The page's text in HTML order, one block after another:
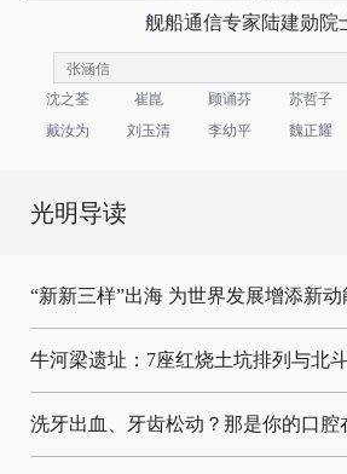
舰船通信专家陆建勋院
沈之荃 崔崑 顾诵芬 苏哲子
戴汝为
刘玉清 李幼平 魏正耀
光明导读
“新新三样”出海 为世界发展增添新动
牛河梁遗址：7座红烧土坑排列与北
洗牙出血、牙齿松动？那是你的口腔